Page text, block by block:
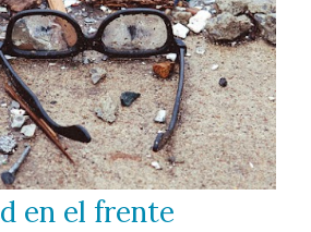
en el frente